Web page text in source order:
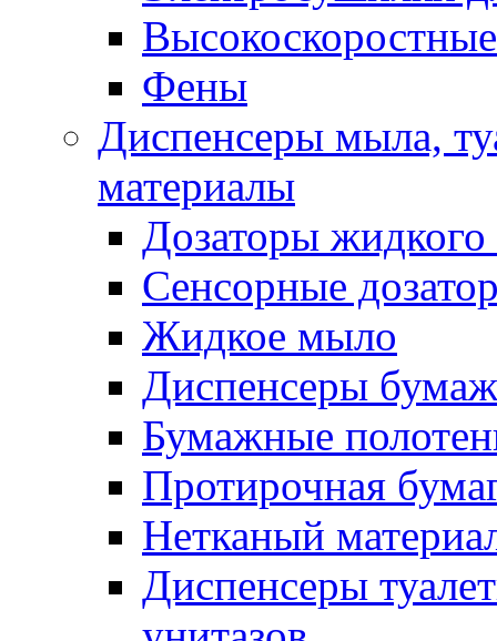
Фены
Диспенсеры мыла,
материалы
Дозаторы
Сенсорные
Жидкое мыло
Диспенсеры
Бумажные
Протирочная
Нетканый
Диспенсеры